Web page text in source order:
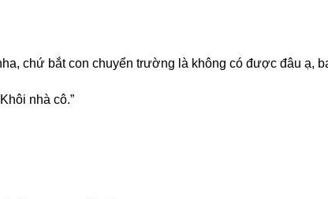
chứ bắt con chuyển trường là không có được đâu ạ,
nhà cô.”